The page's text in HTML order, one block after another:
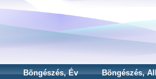
Böngészés, Év
Böngészés,